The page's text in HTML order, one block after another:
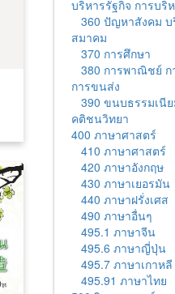
บริหารรัฐกิจ การบริ
360 ปัญหาสังคม บ
สมาคม
370 การศึกษา
380 การพาณิชย์ ก
การขนส่ง
390 ขนบธรรมเนี
คติชนวิทยา
400 ภาษาศาสตร์
410 ภาษาศาสตร์
420 ภาษาอังกฤษ
430 ภาษาเยอรมัน
440 ภาษาฝรั่งเศส
490 ภาษาอื่นๆ
495.1 ภาษาจีน
495.6 ภาษาญี่ปุ่น
495.7 ภาษาเกาหลี
495.91 ภาษาไทย